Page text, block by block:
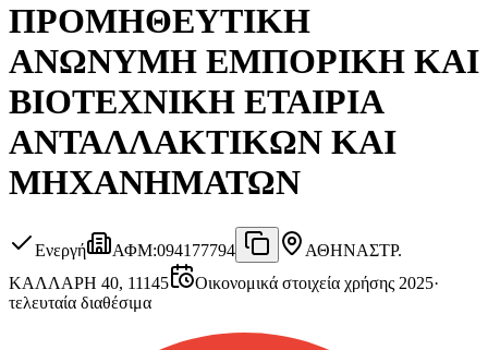
ΠΡΟΜΗΘΕΥΤΙΚΗ
ΑΝΩΝΥΜΗ ΕΜΠΟΡΙΚΗ ΚΑΙ
ΒΙΟΤΕΧΝΙΚΗ ΕΤΑΙΡΙΑ
ΑΝΤΑΛΛΑΚΤΙΚΩΝ ΚΑΙ
ΜΗΧΑΝΗΜΑΤΩΝ
Ενεργή ΑΦΜ:094177794 ΑΘΗΝΑΣΤΡ.
ΚΑΛΛΑΡΗ 40, 11145
Οικονομικά στοιχεία χρήσης 2025·
τελευταία διαθέσιμα